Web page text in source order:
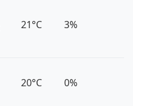
21°C 3%
20°C 0%